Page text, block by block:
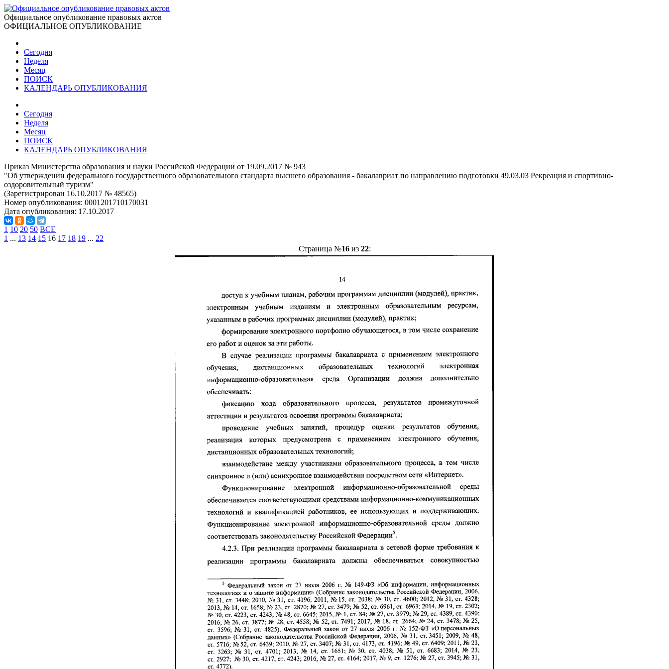
Официальное опубликование правовых актов
ОФИЦИАЛЬНОЕ ОПУБЛИКОВАНИЕ
Сегодня
Неделя
Месяц
ПОИСК
КАЛЕНДАРЬ ОПУБЛИКОВАНИЯ
Сегодня
Неделя
Месяц
ПОИСК
КАЛЕНДАРЬ ОПУБЛИКОВАНИЯ
Приказ Министерства образования и науки Российской Федерации от 19.09.2017 № 943
"Об утверждении федерального государственного образовательного стандарта высшего образования - бакалавриат по направлению подготовки 49.03.03 Рекреация и спортивно-
оздоровительный туризм"
(Зарегистрирован 16.10.2017 № 48565)
Номер опубликования: 0001201710170031
Дата опубликования: 17.10.2017
1 10 20 50 ВСЕ
1 ... 13 14 15 16 17 18 19 ... 22
Страница №16из 22: